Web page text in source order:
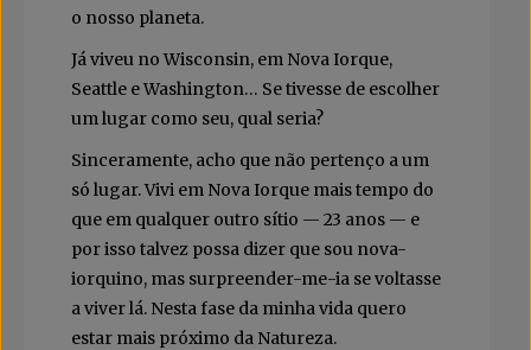
o nosso planeta.
Já viveu no Wisconsin, em Nova Iorque,
Seattle e Washington… Se tivesse de escolher
um lugar como seu, qual seria?
Sinceramente, acho que não pertenço a um
só lugar. Vivi em Nova Iorque mais tempo do
que em qualquer outro sítio — 23 anos — e
por isso talvez possa dizer que sou nova-
iorquino, mas surpreender-me-ia se voltasse
a viver lá. Nesta fase da minha vida quero
estar mais próximo da Natureza.